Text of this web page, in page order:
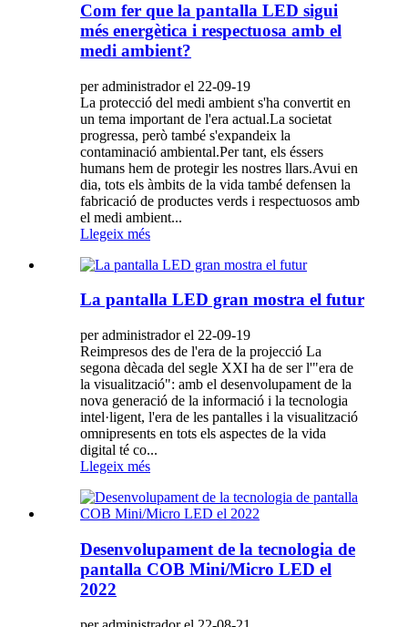
Com fer que la pantalla LED sigui
més energètica i respectuosa amb el
medi ambient?
per administrador el 22-09-19
La protecció del medi ambient s'ha convertit en
un tema important de l'era actual.La societat
progressa, però també s'expandeix la
contaminació ambiental.Per tant, els éssers
humans hem de protegir les nostres llars.Avui en
dia, tots els àmbits de la vida també defensen la
fabricació de productes verds i respectuosos amb
el medi ambient...
Llegeix més
La pantalla LED gran mostra el futur
per administrador el 22-09-19
Reimpresos des de l'era de la projecció La
segona dècada del segle XXI ha de ser l'"era de
la visualització": amb el desenvolupament de la
nova generació de la informació i la tecnologia
intel·ligent, l'era de les pantalles i la visualització
omnipresents en tots els aspectes de la vida
digital té co...
Llegeix més
Desenvolupament de la tecnologia de
pantalla COB Mini/Micro LED el
2022